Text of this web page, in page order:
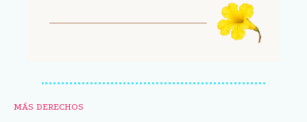
MÁS DERECHOS